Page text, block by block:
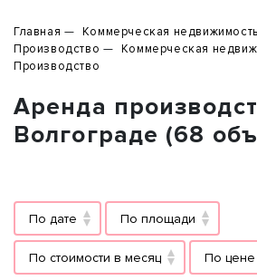
Главная Коммерческая недвижимость
Производство
Коммерческая
Производство
Аренда
Волгограде (68
По дате По площади
По стоимости в месяц По цене